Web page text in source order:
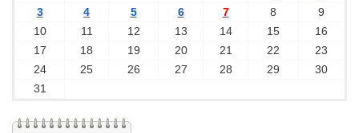
3
4 5 6 7 8
9
10
11 12 13 14 15
16
17
18 19 20 21 22
23
24
25 26 27 28 29
30
31